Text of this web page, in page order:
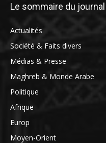
Le sommaire du journal
Actualités
Société & Faits divers
Médias & Presse
Maghreb & Monde Arabe
Politique
Afrique
Europ
Moyen-Orient